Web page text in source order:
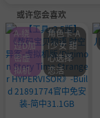
或许您会喜欢
A-绕
过D加
密虚
拟机
角色卡-A
I少女 甜
心选择
恋活